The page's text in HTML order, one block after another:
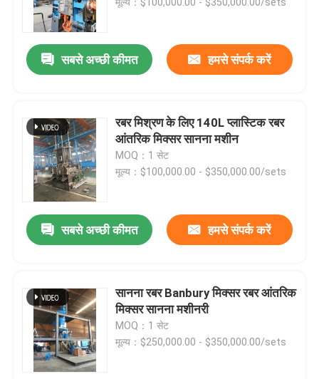
सबसे अच्छी कीमत हमसे संपर्क करें
रबर मिश्रण के लिए 140L प्लास्टिक रबर
आंतरिक मिक्सर सानना मशीन
MOQ：1 सेट
मूल्य：$100,000.00 - $350,000.00/sets
सबसे अच्छी कीमत हमसे संपर्क करें
सानना रबर Banbury मिक्सर रबर आंतरिक
मिक्सर सानना मशीनरी
MOQ：1 सेट
मूल्य：$250,000.00 - $350,000.00/sets